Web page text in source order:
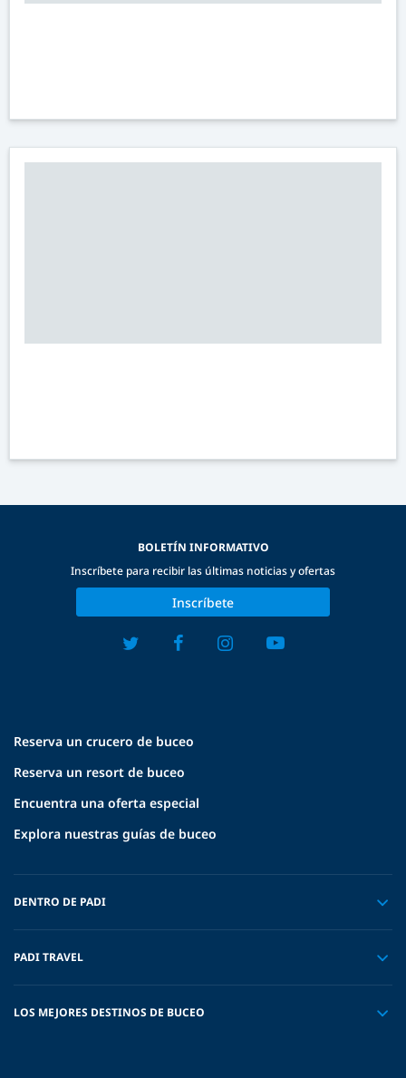
Reserva un crucero de buceo
Reserva un resort de buceo
Encuentra una oferta especial
Explora nuestras guías de buceo
DENTRO DE PADI
PADI TRAVEL
LOS MEJORES DESTINOS DE BUCEO
BOLETÍN INFORMATIVO
Inscríbete para recibir las últimas noticias y ofertas
Inscríbete